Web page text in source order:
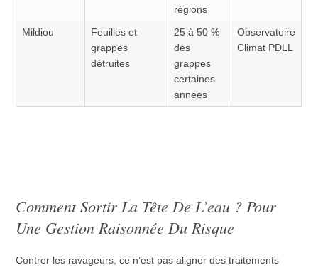
régions
Mildiou
Feuilles et
grappes
détruites
25 à 50 %
des
grappes
certaines
années
Observatoire
Climat PDLL
Comment Sortir La Tête De L’eau ? Pour
Une Gestion Raisonnée Du Risque
Contrer les ravageurs, ce n’est pas aligner des traitements